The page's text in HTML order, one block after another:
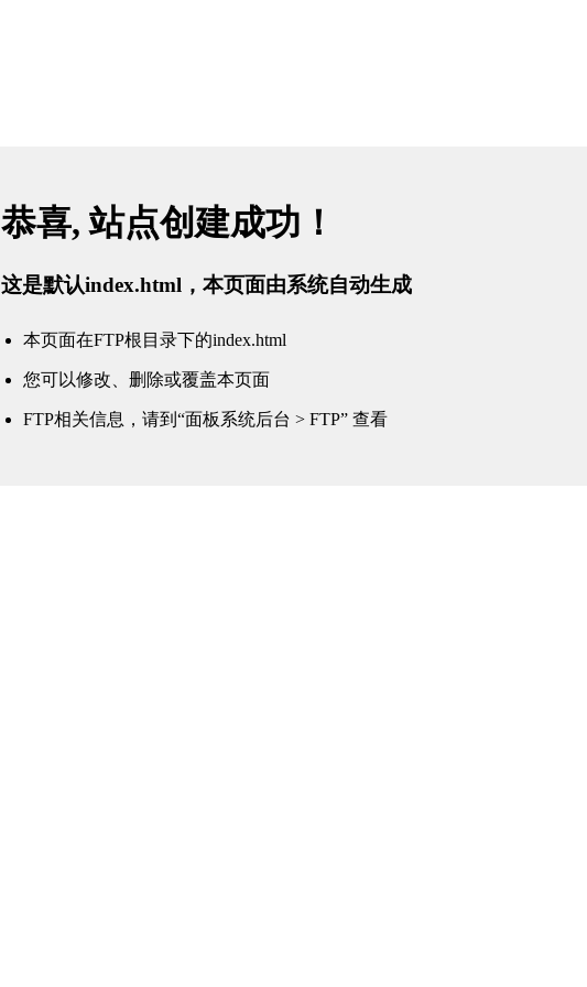
恭喜, 站点创建成功！
这是默认index.html，本页面由系统自动生成
本页面在FTP根目录下的index.html
您可以修改、删除或覆盖本页面
FTP相关信息，请到“面板系统后台 > FTP” 查看